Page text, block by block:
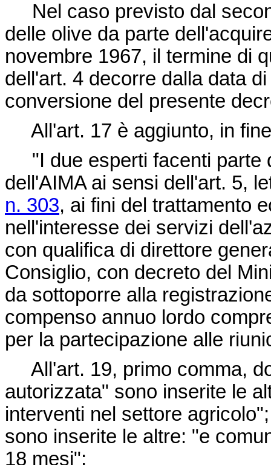
Nel caso previsto dal
delle olive da parte
novembre 1967, il termine di
dell'art. 4 decorre dalla data
conversione del presente
All'art. 17 è aggiunto, in
"I due esperti facenti parte
dell'AIMA ai sensi dell'art. 5,
n. 303, ai fini del trattamento
nell'interesse dei servizi
con qualifica di direttore
Consiglio, con decreto del
da sottoporre alla
compenso annuo lordo
per la partecipazione alle
All'art. 19, primo comma,
autorizzata" sono inserite le
interventi nel settore
sono inserite le altre: "e
18 mesi";